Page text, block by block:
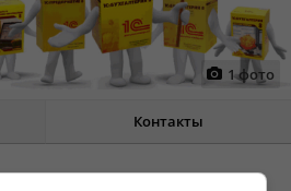
1фото
Контакты